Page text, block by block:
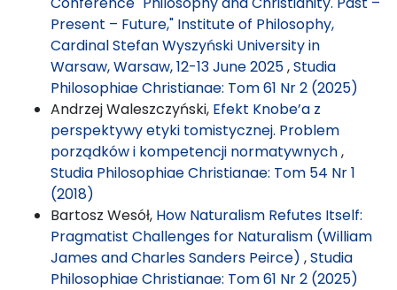
Present – Future," Institute of Philosophy,
Cardinal Stefan Wyszyński University in
Warsaw, Warsaw, 12-13 June 2025,Studia
Philosophiae Christianae: Tom 61 Nr 2 (2025)
Andrzej Waleszczyński, Efekt Knobe’a z
perspektywy etyki tomistycznej. Problem
porządków i kompetencji normatywnych,
Studia Philosophiae Christianae: Tom 54 Nr 1
(2018)
Bartosz Wesół, How Naturalism Refutes Itself:
Pragmatist Challenges for Naturalism (William
James and Charles Sanders Peirce) ,Studia
Philosophiae Christianae: Tom 61 Nr 2 (2025)